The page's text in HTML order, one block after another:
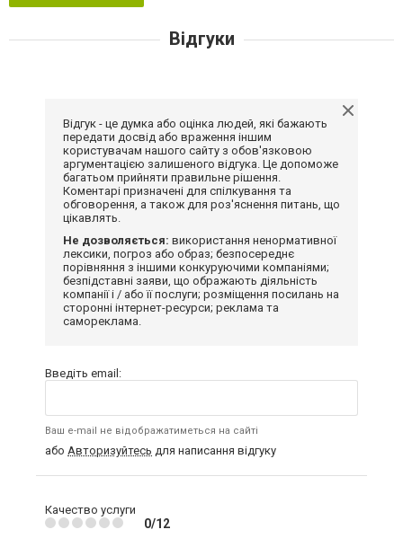
Відгуки
Відгук - це думка або оцінка людей, які бажають
передати досвід або враження іншим
користувачам нашого сайту з обов'язковою
аргументацією залишеного відгука. Це допоможе
багатьом прийняти правильне рішення.
Коментарі призначені для спілкування та
обговорення, а також для роз'яснення питань, що
цікавлять.
Не дозволяється: використання ненормативної
лексики, погроз або образ; безпосереднє
порівняння з іншими конкуруючими компаніями;
безпідставні заяви, що ображають діяльність
компанії і / або її послуги; розміщення посилань на
сторонні інтернет-ресурси; реклама та
самореклама.
Введіть email:
Ваш e-mail не відображатиметься на сайті
або Авторизуйтесь для написання відгуку
Качество услуги
0/12